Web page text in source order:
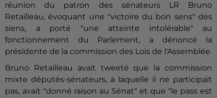
réunion du patron des sénateurs LR Bruno
Retailleau, évoquant une "victoire du bon sens" des
siens, a porté "une atteinte intolérable" au
fonctionnement du Parlement, a dénoncé la
présidente de la commission des Lois de l'Assemblée.
Bruno Retailleau avait tweeté que la commission
mixte députés-sénateurs, à laquelle il ne participait
pas, avait "donné raison au Sénat" et que "le pass est